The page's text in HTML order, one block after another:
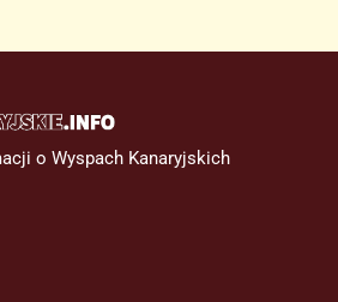
o Wyspach Kanaryjskich